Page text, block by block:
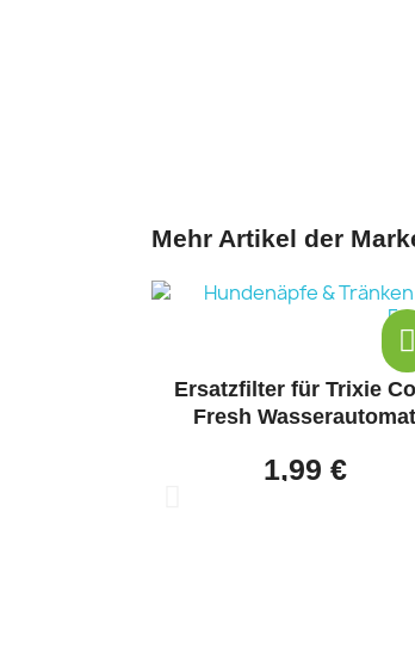
Mehr Artikel der
FLEXI Rollleine New
Seil - 8m, bis 20kg -
24,99 €